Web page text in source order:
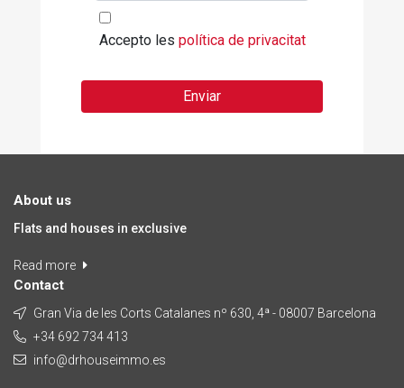
Accepto les política de privacitat
Enviar
About us
Flats and houses in exclusive
Read more
Contact
Gran Via de les Corts Catalanes nº 630, 4ª - 08007 Barcelona
+34 692 734 413
info@drhouseimmo.es